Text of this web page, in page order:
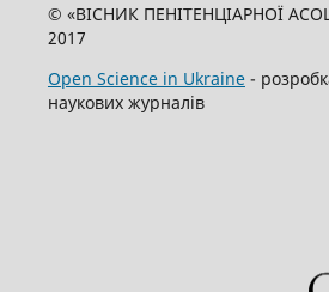
© «ВІСНИК ПЕНІТЕНЦІАРНОЇ
2017
Open Science in Ukraine-
наукових журналів